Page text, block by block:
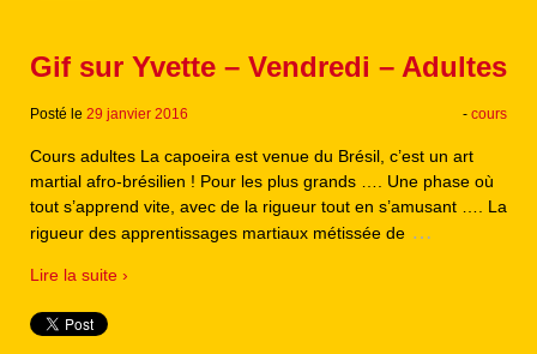
Gif sur Yvette – Vendredi – Adultes
Posté le 29 janvier 2016 - cours
Cours adultes La capoeira est venue du Brésil, c’est un art
martial afro-brésilien ! Pour les plus grands …. Une phase où
tout s’apprend vite, avec de la rigueur tout en s’amusant …. La
rigueur des apprentissages martiaux métissée de …
Lire la suite ›